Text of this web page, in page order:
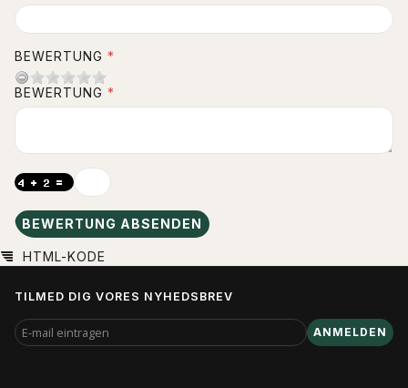
BEWERTUNG
BEWERTUNG
BEWERTUNG ABSENDEN
HTML-KODE
TILMED DIG VORES NYHEDSBREV
E-
MAIL
ANMELDEN